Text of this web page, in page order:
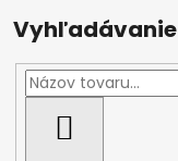
Vyhľadávanie